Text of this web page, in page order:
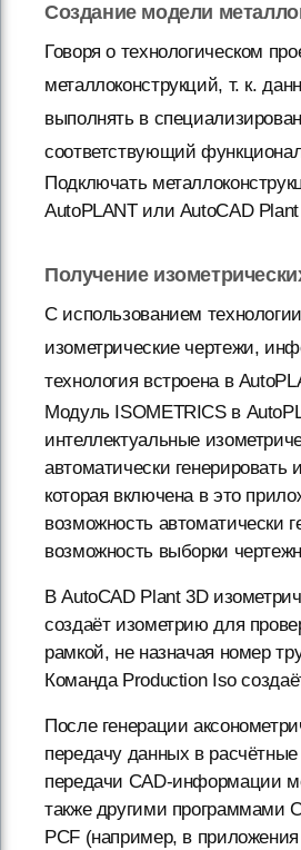
Создание модели
Говоря о технологическом
металлоконструкций, т. к.
выполнять в
соответствующий
Подключать
AutoPLANT или AutoCAD
Получение
С использованием
изометрические чертежи,
технология встроена в
Модуль ISOMETRICS в
интеллектуальные
автоматически
которая включена в это
возможность автоматически
возможность выборки
В AutoCAD Plant 3D
создаёт изометрию для
рамкой, не назначая номер
Команда Production Iso
После генерации
передачу данных в
передачи CAD-информации
также другими программами
PСF (например, в